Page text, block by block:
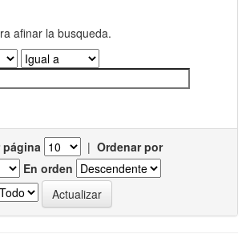
afinar la busqueda.
página | Ordenar por
En orden